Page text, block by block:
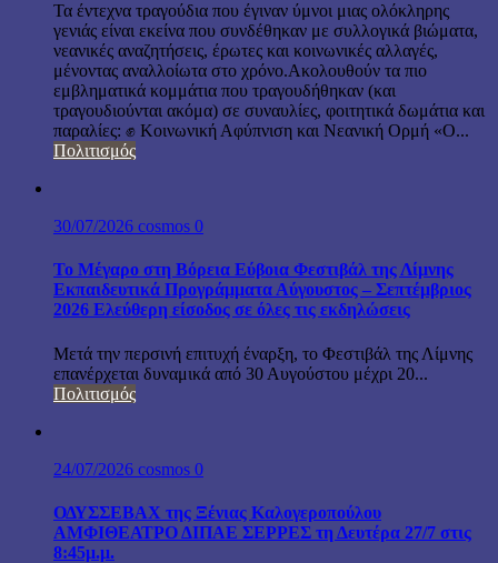
Τα έντεχνα τραγούδια που έγιναν ύμνοι μιας ολόκληρης
γενιάς είναι εκείνα που συνδέθηκαν με συλλογικά βιώματα,
νεανικές αναζητήσεις, έρωτες και κοινωνικές αλλαγές,
μένοντας αναλλοίωτα στο χρόνο.Ακολουθούν τα πιο
εμβληματικά κομμάτια που τραγουδήθηκαν (και
τραγουδιούνται ακόμα) σε συναυλίες, φοιτητικά δωμάτια και
παραλίες: ✊ Κοινωνική Αφύπνιση και Νεανική Ορμή «Ο...
Πολιτισμός
30/07/2026 cosmos 0
Το Μέγαρο στη Βόρεια Εύβοια Φεστιβάλ της Λίμνης
Εκπαιδευτικά Προγράμματα Αύγουστος – Σεπτέμβριος
2026 Ελεύθερη είσοδος σε όλες τις εκδηλώσεις
Μετά την περσινή επιτυχή έναρξη, το Φεστιβάλ της Λίμνης
επανέρχεται δυναμικά από 30 Αυγούστου μέχρι 20...
Πολιτισμός
24/07/2026 cosmos 0
ΟΔΥΣΣΕΒΑΧ της Ξένιας Καλογεροπούλου
ΑΜΦΙΘΕΑΤΡΟ ΔΙΠΑΕ ΣΕΡΡΕΣ τη Δευτέρα 27/7 στις
8:45μ.μ.